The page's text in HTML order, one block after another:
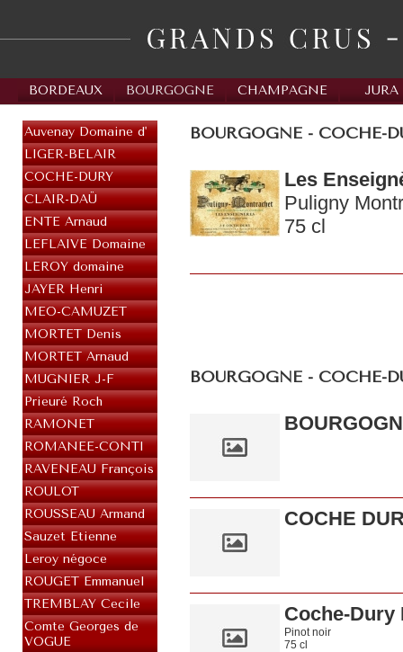
BORDEAUX BOURGOGNE CHAMPAGNE JURA
Auvenay Domaine d'
LIGER-BELAIR
COCHE-DURY
CLAIR-DAÜ
ENTE Arnaud
LEFLAIVE Domaine
LEROY domaine
JAYER Henri
MEO-CAMUZET
MORTET Denis
MORTET Arnaud
MUGNIER J-F
Prieuré Roch
RAMONET
ROMANEE-CONTI
RAVENEAU François
ROULOT
ROUSSEAU Armand
Sauzet Etienne
Leroy négoce
ROUGET Emmanuel
TREMBLAY Cecile
Comte Georges de
VOGUE
BOURGOGNE - COCHE-
Les
Puligny
75 cl
BOURGOGNE - COCHE-
COCHE
Coche-Dury
Pinot noir
75 cl